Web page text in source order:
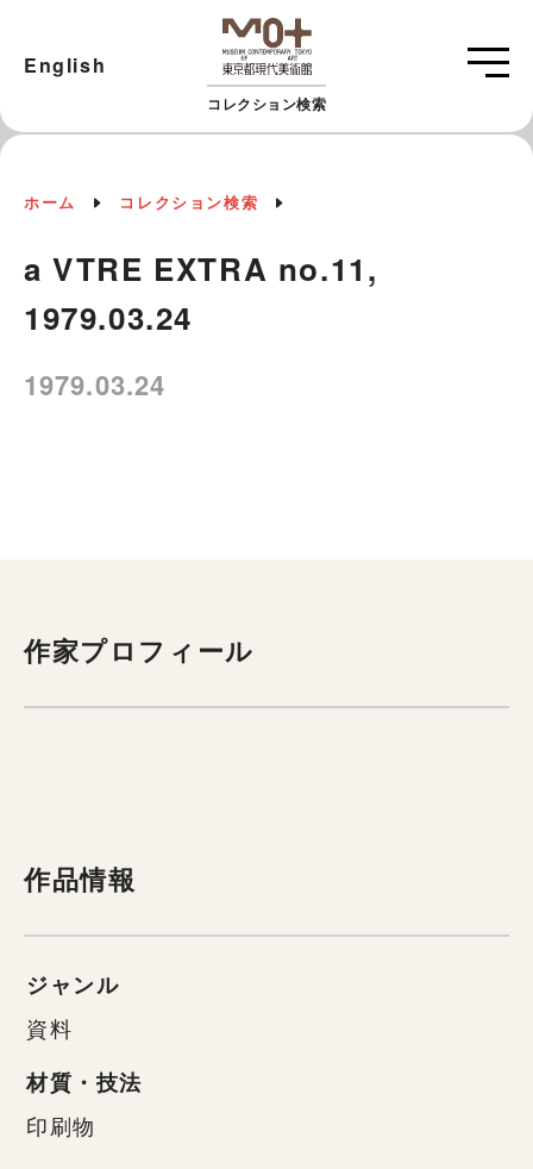
コレクション検索
English
ホーム コレクション検索
a VTRE EXTRA no.11,
1979.03.24
1979.03.24
作家プロフィール
作品情報
ジャンル
資料
材質・技法
印刷物